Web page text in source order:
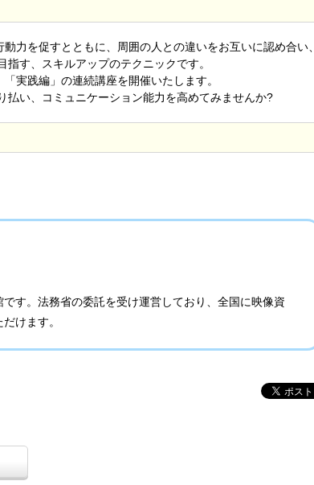
力を促すとともに、周囲の人との違いをお互いに認め合い、
す、スキルアップのテクニックです。
実践編」の連続講座を開催いたします。
い、コミュニケーション能力を高めてみませんか?
す。法務省の委託を受け運営しており、全国に映像資
けます。